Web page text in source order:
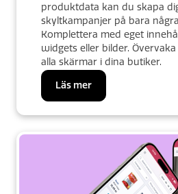
produktdata kan du skapa
skyltkampanjer på bara
Komplettera med eget
widgets eller bilder.
alla skärmar i dina butiker.
Läs mer